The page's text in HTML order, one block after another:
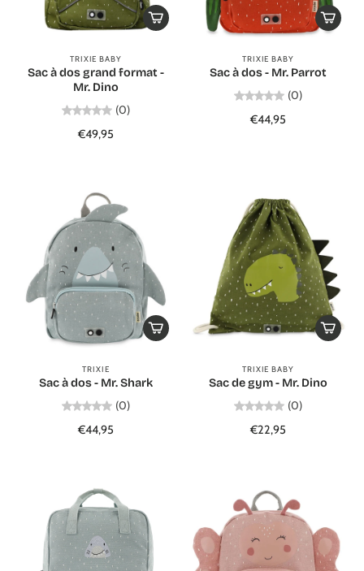
TRIXIE BABY
Sac à dos grand format -
Mr. Dino
(0)
€49,95
TRIXIE BABY
Sac à dos - Mr. Parrot
(0)
€44,95
TRIXIE
Sac à dos - Mr. Shark
(0)
€44,95
TRIXIE BABY
Sac de gym - Mr. Dino
(0)
€22,95